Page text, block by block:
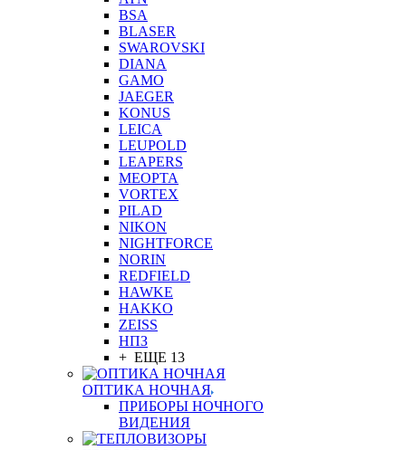
BSA
BLASER
SWAROVSKI
DIANA
GAMO
JAEGER
KONUS
LEICA
LEUPOLD
LEAPERS
MEOPTA
VORTEX
PILAD
NIKON
NIGHTFORCE
NORIN
REDFIELD
HAWKE
HAKKO
ZEISS
НПЗ
+ ЕЩЕ 13
ОПТИКА НОЧНАЯ
ПРИБОРЫ НОЧНОГО
ВИДЕНИЯ